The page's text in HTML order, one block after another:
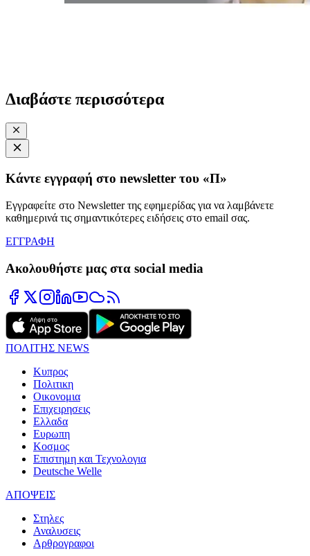
Διαβάστε περισσότερα
Κάντε εγγραφή στο newsletter του «Π»
Εγγραφείτε στο Newsletter της εφημερίδας για να λαμβάνετε
καθημερινά τις σημαντικότερες ειδήσεις στο email σας.
ΕΓΓΡΑΦΗ
Ακολουθήστε μας στα social media
ΠΟΛΙΤΗΣ NEWS
Κυπρος
Πολιτικη
Οικονομια
Επιχειρησεις
Ελλαδα
Ευρωπη
Κοσμος
Επιστημη και Τεχνολογια
Deutsche Welle
ΑΠΟΨΕΙΣ
Στηλες
Αναλυσεις
Αρθρογραφοι